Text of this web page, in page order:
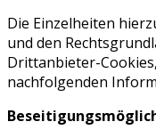
Die Einzelheiten
und den
Drittanbieter-
nachfolgenden